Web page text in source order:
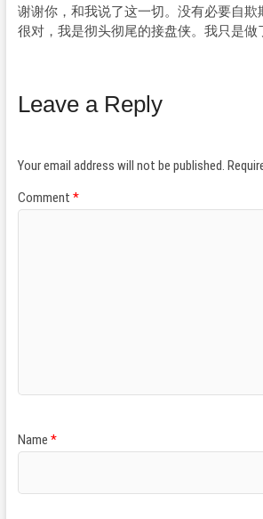
谢谢你，和我说了这一切。没有必要自欺
很对，我是彻头彻尾的接盘侠。我只是做
Leave a Reply
Your email address will not be published.
Comment *
Name *